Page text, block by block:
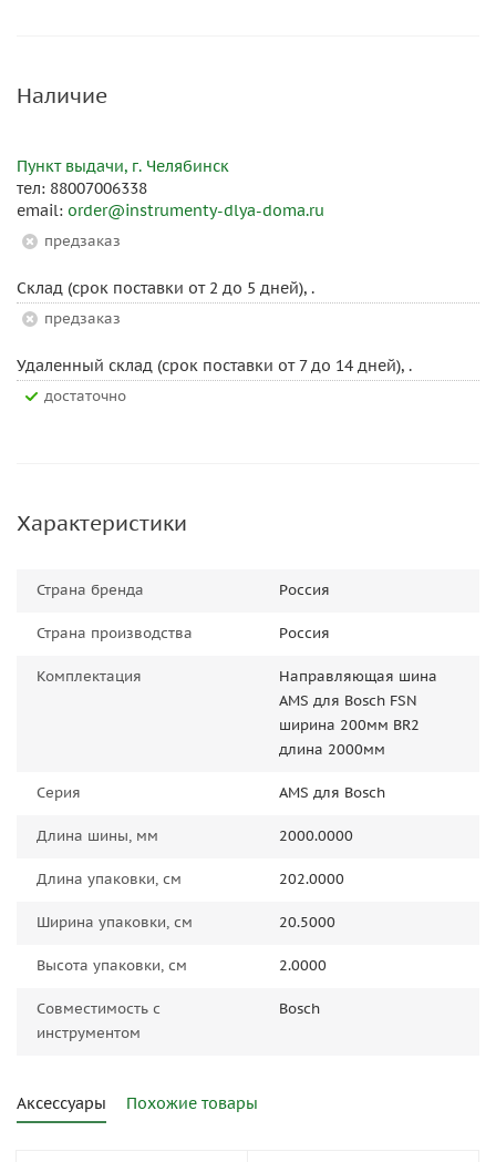
Наличие
Пункт выдачи, г. Челябинск
тел: 88007006338
email: order@instrumenty-dlya-doma.ru
Предзаказ
Склад (срок поставки от 2 до 5 дней), .
Предзаказ
Удаленный склад (срок поставки от 7 до 14 дней), .
Достаточно
Характеристики
Страна бренда Россия
Страна производства Россия
Комплектация
Направляющая шина
AMS для Bosch FSN
ширина 200мм BR2
длина 2000мм
Серия AMS для Bosch
Длина шины, мм 2000.0000
Длина упаковки, см 202.0000
Ширина упаковки, см 20.5000
Высота упаковки, см 2.0000
Совместимость с
инструментом
Bosch
Аксессуары Похожие товары